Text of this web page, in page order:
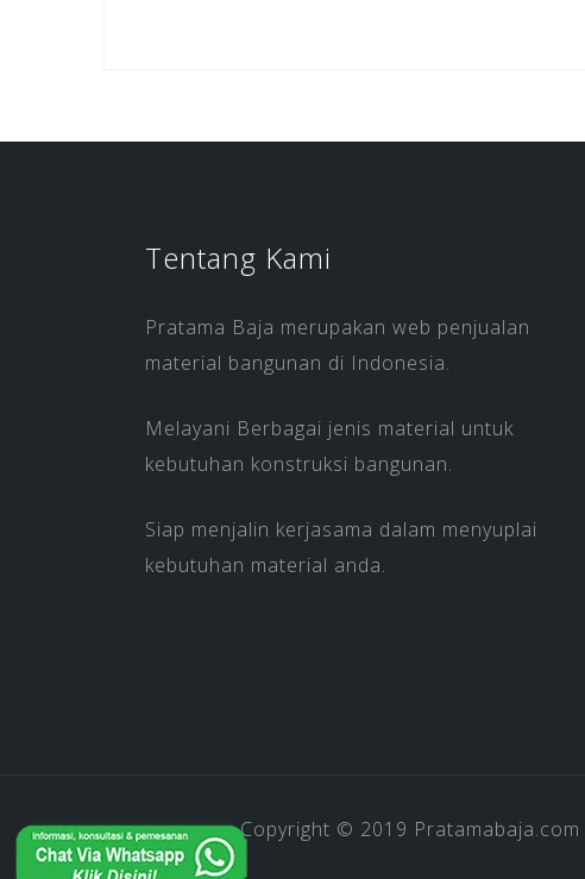
Tentang Kami
Pratama Baja merupakan web penjualan
material bangunan di Indonesia.
Melayani Berbagai jenis material untuk
kebutuhan konstruksi bangunan.
Siap menjalin kerjasama dalam menyuplai
kebutuhan material anda.
Copyright © 2019 Pratamabaja.com